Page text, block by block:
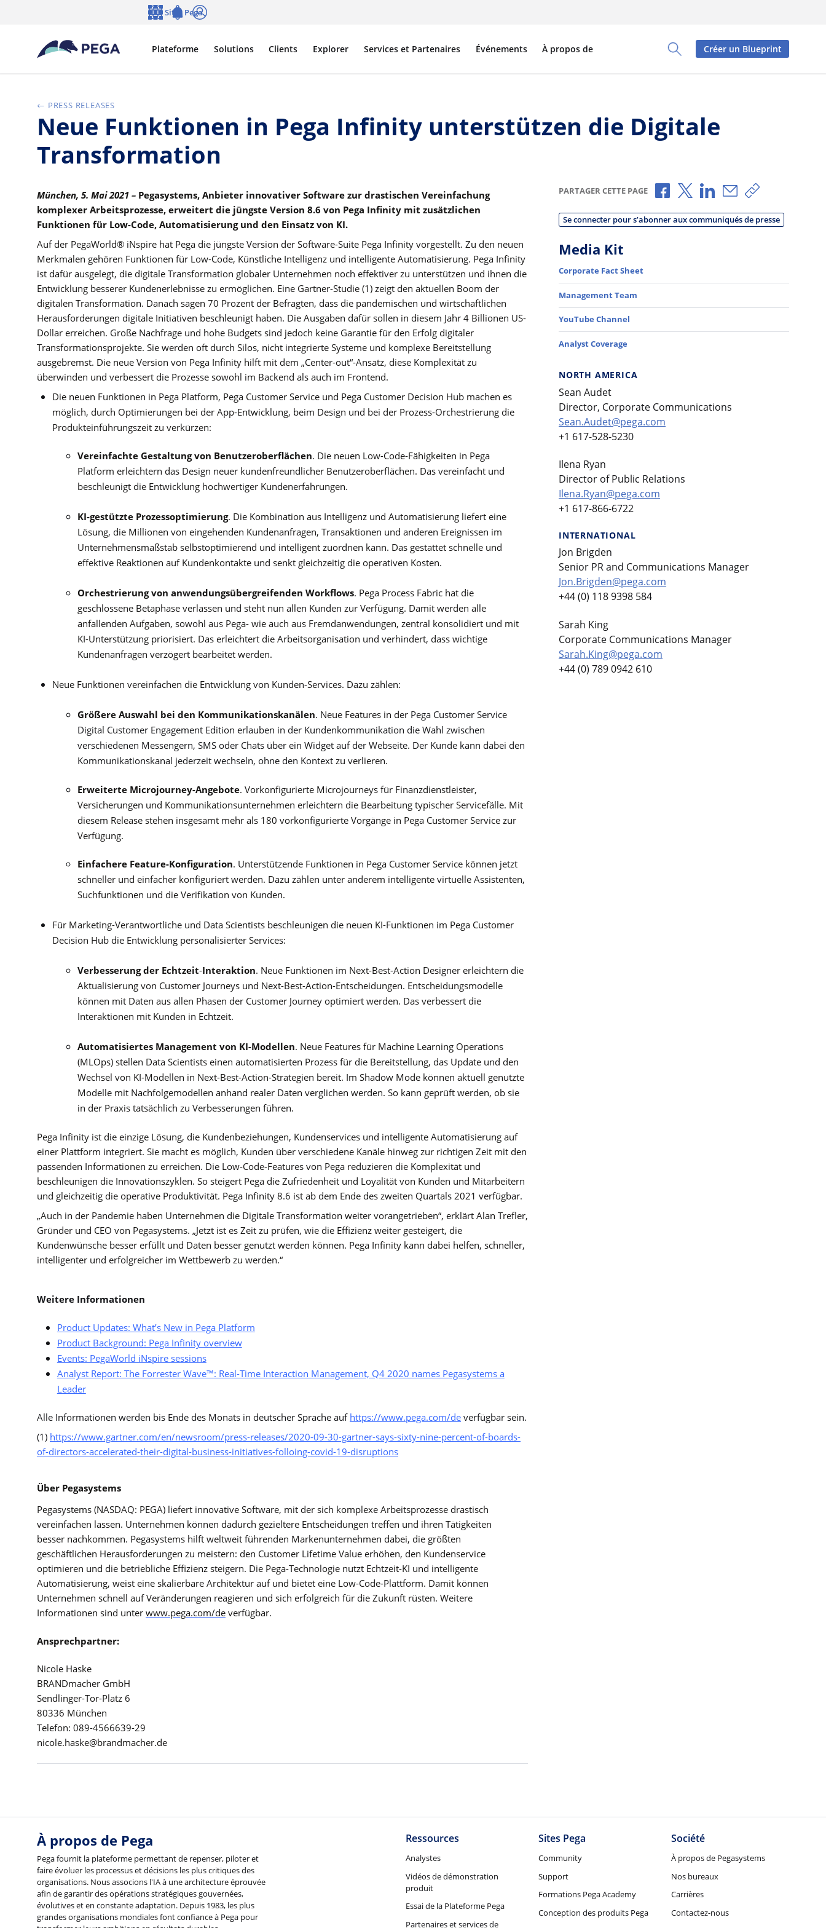
Passer directement au contenu principal
Toggle Search Panel
Plateforme Solutions Clients Explorer Services et Partenaires Événements À propos de
Sites Pega
Créer un Blueprint
PRESS RELEASES
Neue Funktionen in Pega Infinity unterstützen die Digitale
Transformation
München, 5. Mai 2021 – Pegasystems, Anbieter innovativer Software zur drastischen Vereinfachung
komplexer Arbeitsprozesse, erweitert die jüngste Version 8.6 von Pega Infinity mit zusätzlichen
Funktionen für Low-Code, Automatisierung und den Einsatz von KI.
Auf der PegaWorld® iNspire hat Pega die jüngste Version der Software-Suite Pega Infinity vorgestellt. Zu den neuen
Merkmalen gehören Funktionen für Low-Code, Künstliche Intelligenz und intelligente Automatisierung. Pega Infinity
ist dafür ausgelegt, die digitale Transformation globaler Unternehmen noch effektiver zu unterstützen und ihnen die
Entwicklung besserer Kundenerlebnisse zu ermöglichen. Eine Gartner-Studie (1) zeigt den aktuellen Boom der
digitalen Transformation. Danach sagen 70 Prozent der Befragten, dass die pandemischen und wirtschaftlichen
Herausforderungen digitale Initiativen beschleunigt haben. Die Ausgaben dafür sollen in diesem Jahr 4 Billionen US-
Dollar erreichen. Große Nachfrage und hohe Budgets sind jedoch keine Garantie für den Erfolg digitaler
Transformationsprojekte. Sie werden oft durch Silos, nicht integrierte Systeme und komplexe Bereitstellung
ausgebremst. Die neue Version von Pega Infinity hilft mit dem „Center-out“-Ansatz, diese Komplexität zu
überwinden und verbessert die Prozesse sowohl im Backend als auch im Frontend.
Die neuen Funktionen in Pega Platform, Pega Customer Service und Pega Customer Decision Hub machen es
möglich, durch Optimierungen bei der App-Entwicklung, beim Design und bei der Prozess-Orchestrierung die
Produkteinführungszeitzu verkürzen:
Vereinfachte Gestaltung von Benutzeroberflächen. Die neuen Low-Code-Fähigkeiten in Pega
Platform erleichtern das Design neuer kundenfreundlicher Benutzeroberflächen. Das vereinfacht und
beschleunigt die Entwicklung hochwertiger Kundenerfahrungen.
KI-gestützte Prozessoptimierung. Die Kombination aus Intelligenz und Automatisierung liefert eine
Lösung, die Millionen von eingehenden Kundenanfragen, Transaktionen und anderen Ereignissen im
Unternehmensmaßstab selbstoptimierend und intelligent zuordnen kann. Das gestattet schnelle und
effektive Reaktionen auf Kundenkontakte und senkt gleichzeitig die operativen Kosten.
Orchestrierung von anwendungsübergreifenden Workflows. Pega Process Fabric hat die
geschlossene Betaphase verlassen und steht nun allen Kunden zur Verfügung. Damit werden alle
anfallenden Aufgaben, sowohl aus Pega- wie auch aus Fremdanwendungen, zentral konsolidiert und mit
KI-Unterstützung priorisiert. Das erleichtert die Arbeitsorganisation und verhindert, dass wichtige
Kundenanfragen verzögert bearbeitet werden.
Neue Funktionen vereinfachen die Entwicklung von Kunden-Services. Dazu zählen:
Größere Auswahl bei den Kommunikationskanälen. Neue Features in der Pega Customer Service
Digital Customer Engagement Edition erlauben in der Kundenkommunikation die Wahl zwischen
verschiedenen Messengern, SMS oder Chats über ein Widget auf der Webseite. Der Kunde kann dabei den
Kommunikationskanal jederzeit wechseln, ohne den Kontext zu verlieren.
Erweiterte Microjourney-Angebote. Vorkonfigurierte Microjourneys für Finanzdienstleister,
Versicherungen und Kommunikationsunternehmen erleichtern die Bearbeitung typischer Servicefälle. Mit
diesem Release stehen insgesamt mehr als 180 vorkonfigurierte Vorgänge in Pega Customer Service zur
Verfügung.
Einfachere Feature-Konfiguration. Unterstützende Funktionen in Pega Customer Service können jetzt
schneller und einfacher konfiguriert werden. Dazu zählen unter anderem intelligente virtuelle Assistenten,
Suchfunktionen und die Verifikation von Kunden.
Für Marketing-Verantwortliche und Data Scientists beschleunigen die neuen KI-Funktionen im Pega Customer
Decision Hub die Entwicklung personalisierter Services:
Verbesserung der Echtzeit-Interaktion. Neue Funktionen im Next-Best-Action Designer erleichtern die
Aktualisierung von Customer Journeys und Next-Best-Action-Entscheidungen. Entscheidungsmodelle
können mit Daten aus allen Phasen der Customer Journey optimiert werden. Das verbessert die
Interaktionen mit Kunden in Echtzeit.
Automatisiertes Management von KI-Modellen. Neue Features für Machine Learning Operations
(MLOps) stellen Data Scientists einen automatisierten Prozess für die Bereitstellung, das Update und den
Wechsel von KI-Modellen in Next-Best-Action-Strategien bereit. Im Shadow Mode können aktuell genutzte
Modelle mit Nachfolgemodellen anhand realer Daten verglichen werden. So kann geprüft werden, ob sie
in der Praxis tatsächlich zu Verbesserungen führen.
Pega Infinity ist die einzige Lösung, die Kundenbeziehungen, Kundenservices und intelligente Automatisierung auf
einer Plattform integriert. Sie macht es möglich, Kunden über verschiedene Kanäle hinweg zur richtigen Zeit mit den
passenden Informationen zu erreichen. Die Low-Code-Features von Pega reduzieren die Komplexität und
beschleunigen die Innovationszyklen. So steigert Pega die Zufriedenheit und Loyalität von Kunden und Mitarbeitern
und gleichzeitig die operative Produktivität. Pega Infinity 8.6 ist ab dem Ende des zweiten Quartals 2021 verfügbar.
„Auch in der Pandemie haben Unternehmen die Digitale Transformation weiter vorangetrieben“, erklärt Alan Trefler,
Gründer und CEO von Pegasystems. „Jetzt ist es Zeit zu prüfen, wie die Effizienz weiter gesteigert, die
Kundenwünsche besser erfüllt und Daten besser genutzt werden können. Pega Infinity kann dabei helfen, schneller,
intelligenter und erfolgreicher im Wettbewerb zu werden.“
Weitere Informationen
Product Updates: What’s New in Pega Platform
Product Background: Pega Infinity overview
Events: PegaWorld iNspire sessions
Analyst Report: The Forrester Wave™: Real-Time Interaction Management, Q4 2020 names Pegasystems a
Leader
Alle Informationen werden bis Ende des Monats in deutscher Sprache auf https://www.pega.com/de verfügbar sein.
(1) https://www.gartner.com/en/newsroom/press-releases/2020-09-30-gartner-says-sixty-nine-percent-of-boards-
of-directors-accelerated-their-digital-business-initiatives-folloing-covid-19-disruptions
Über Pegasystems
Pegasystems (NASDAQ: PEGA) liefert innovative Software, mit der sich komplexe Arbeitsprozesse drastisch
vereinfachen lassen. Unternehmen können dadurch gezieltere Entscheidungen treffen und ihren Tätigkeiten
besser nachkommen. Pegasystems hilft weltweit führenden Markenunternehmen dabei, die größten
geschäftlichen Herausforderungen zu meistern: den Customer Lifetime Value erhöhen, den Kundenservice
optimieren und die betriebliche Effizienz steigern. Die Pega-Technologie nutzt Echtzeit-KI und intelligente
Automatisierung, weist eine skalierbare Architektur auf und bietet eine Low-Code-Plattform. Damit können
Unternehmen schnell auf Veränderungen reagieren und sich erfolgreich für die Zukunft rüsten. Weitere
Informationen sind unter www.pega.com/de verfügbar.
Ansprechpartner:
Nicole Haske
BRANDmacher GmbH
Sendlinger-Tor-Platz 6
80336 München
Telefon: 089-4566639-29
nicole.haske@brandmacher.de
PARTAGER CETTE PAGE Partager via Facebook
Partager via X
Partager via LinkedIn
Partager par e-mail
Copier le lien
Se connecter pour s’abonner aux communiqués de presse
Media Kit
Corporate Fact Sheet
Management Team
YouTube Channel
Analyst Coverage
NORTH AMERICA
Sean Audet
Director, Corporate Communications
Sean.Audet@pega.com
+1 617-528-5230
Ilena Ryan
Director of Public Relations
Ilena.Ryan@pega.com
+1 617-866-6722
INTERNATIONAL
Jon Brigden
Senior PR and Communications Manager
Jon.Brigden@pega.com
+44 (0) 118 9398 584
Sarah King
Corporate Communications Manager
Sarah.King@pega.com
+44 (0) 789 0942 610
À propos de Pega
Pega fournit la plateforme permettant de repenser, piloter et
faire évoluer les processus et décisions les plus critiques des
organisations. Nous associons l'IA à une architecture éprouvée
afin de garantir des opérations stratégiques gouvernées,
évolutives et en constante adaptation. Depuis 1983, les plus
grandes organisations mondiales font confiance à Pega pour
Ressources
Analystes
Vidéos de démonstration
produit
Essai de la Plateforme Pega
Partenaires et services de
Sites Pega
Community
Support
Formations Pega Academy
Conception des produits Pega
Société
À propos de Pegasystems
Nos bureaux
Carrières
Contactez-nous